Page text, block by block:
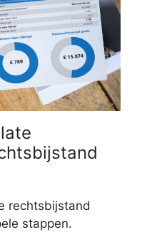
rechtsbijstand
stappen.